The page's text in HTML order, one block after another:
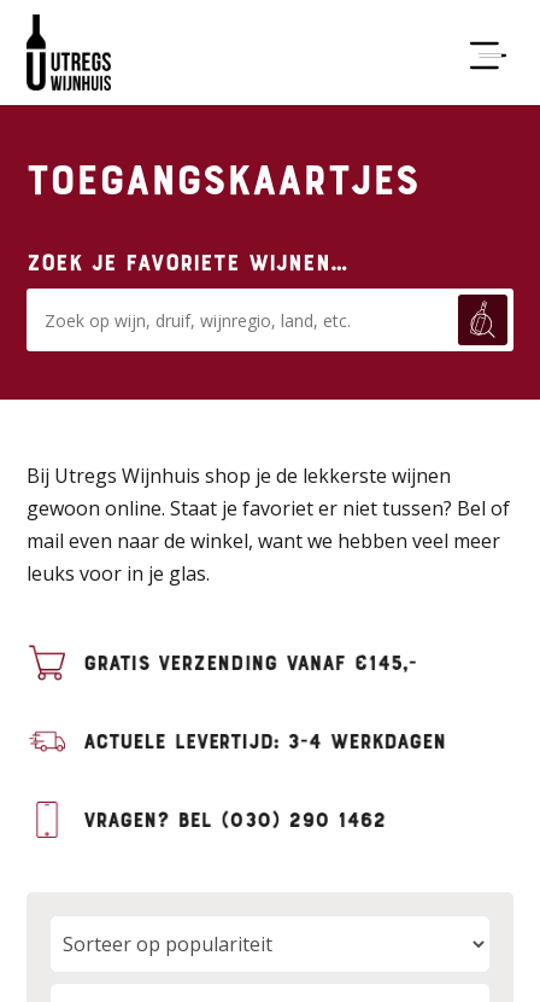
Toegangskaartjes
Zoek je favoriete wijnen…
Bij Utregs Wijnhuis shop je de lekkerste wijnen
gewoon online. Staat je favoriet er niet tussen? Bel of
mail even naar de winkel, want we hebben veel meer
leuks voor in je glas.
Gratis verzending vanaf €145,-
Actuele levertijd: 3-4 werkdagen
Vragen? Bel (030) 290 1462